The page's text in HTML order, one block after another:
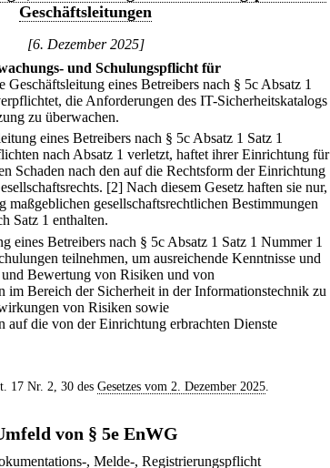
Geschäftsleitungen
[6. Dezember 2025]
und Schulungspflicht für
Geschäftsleitung eines Betreibers nach § 5c Absatz 1
die Anforderungen des IT-Sicherheitskatalogs
zu überwachen.
eines Betreibers nach § 5c Absatz 1 Satz 1
nach Absatz 1 verletzt, haftet ihrer Einrichtung für
Schaden nach den auf die Rechtsform der Einrichtung
[2] Nach diesem Gesetz haften sie nur,
gesellschaftsrechtlichen Bestimmungen
Satz 1 enthalten.
eines Betreibers nach § 5c Absatz 1 Satz 1 Nummer 1
teilnehmen, um ausreichende Kenntnisse und
Bewertung von Risiken und von
im Bereich der Sicherheit in der Informationstechnik zu
von Risiken sowie
auf die von der Einrichtung erbrachten Dienste
17 Nr. 2, 30 des Gesetzes vom 2. Dezember 2025.
von § 5e EnWG
, Melde-, Registrierungspflicht